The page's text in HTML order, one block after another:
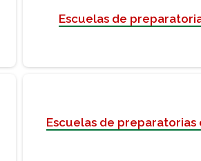
Escuelas de
Escuelas de preparatorias